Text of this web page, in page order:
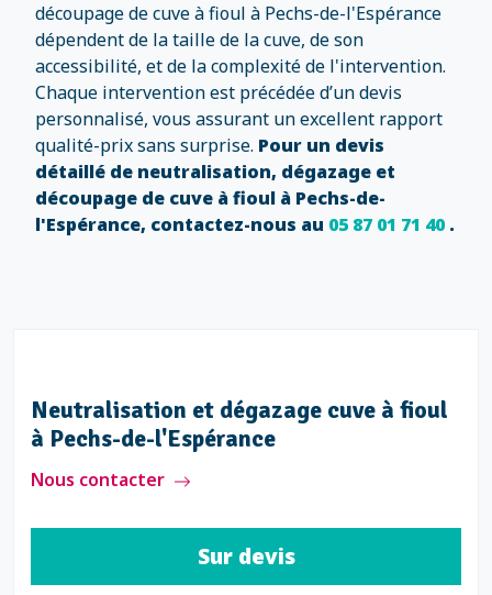
découpage de cuve à fioul à Pechs-de-l'Espérance
dépendent de la taille de la cuve, de son
accessibilité, et de la complexité de l'intervention.
Chaque intervention est précédée d’un devis
personnalisé, vous assurant un excellent rapport
qualité-prix sans surprise. Pour un devis
détaillé de neutralisation, dégazage et
découpage de cuve à fioul à Pechs-de-
l'Espérance, contactez-nous au 05 87 01 71 40.
Neutralisation et dégazage cuve à fioul
à Pechs-de-l'Espérance
Nous contacter
Sur devis